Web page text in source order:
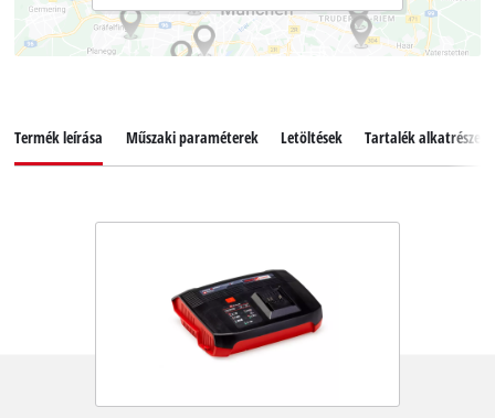
Termék leírása Műszaki paraméterek Letöltések Tartalék alkatrészek